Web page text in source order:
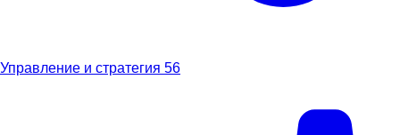
Управление и стратегия 56